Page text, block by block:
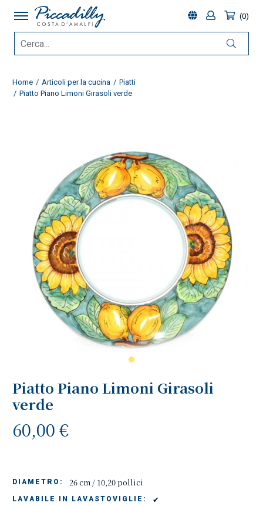
0
Home Articoli per la cucina
Piatti
Piatto Piano Limoni Girasoli verde
Piatto Piano Limoni Girasoli
verde
60,00 €
DIAMETRO: 26 cm / 10,20 pollici
LAVABILE IN LAVASTOVIGLIE: ✔